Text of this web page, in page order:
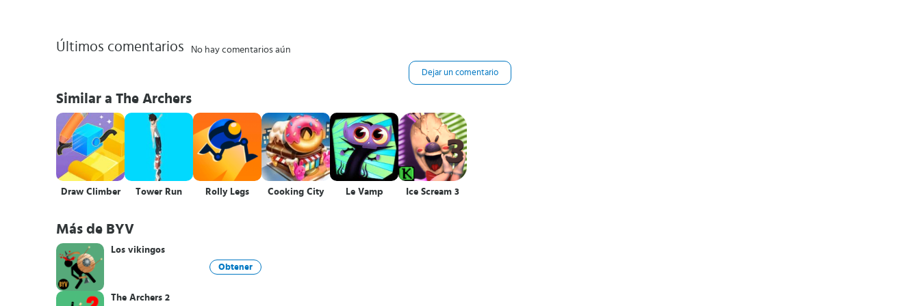
Últimos comentarios No hay comentarios aún
Dejar un comentario
Similar a The Archers
Draw Climber Tower Run Rolly Legs Cooking City Le Vamp Ice Scream 3
Más de BYV
Los vikingos
Obtener
The Archers 2